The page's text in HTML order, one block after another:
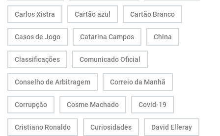
Carlos Xistra Cartão azul Cartão Branco
Casos de Jogo Catarina Campos China
Classificações Comunicado Oficial
Conselho de Arbitragem Correio da Manhã
Corrupção Cosme Machado Covid-19
Cristiano Ronaldo Curiosidades David Elleray